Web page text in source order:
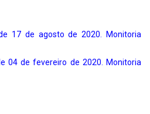
17 de agosto de 2020. Monitoria
04 de fevereiro de 2020. Monitoria